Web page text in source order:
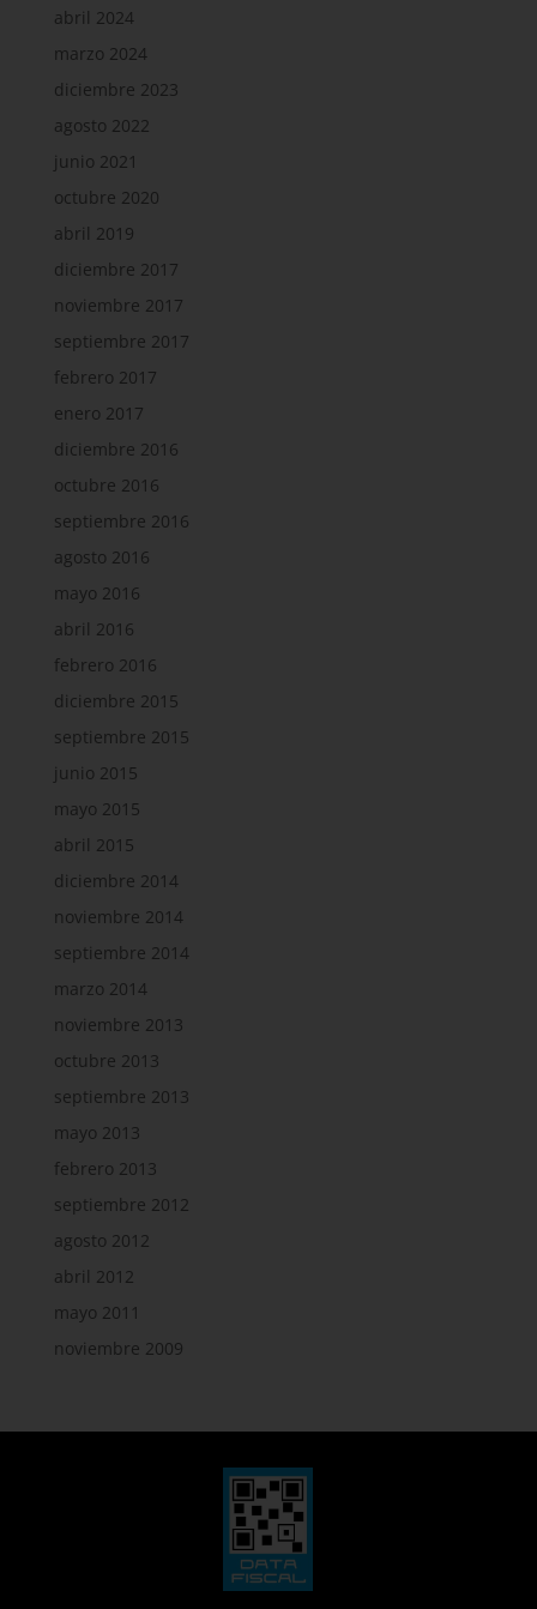
abril 2024
marzo 2024
diciembre 2023
agosto 2022
junio 2021
octubre 2020
abril 2019
diciembre 2017
noviembre 2017
septiembre 2017
febrero 2017
enero 2017
diciembre 2016
octubre 2016
septiembre 2016
agosto 2016
mayo 2016
abril 2016
febrero 2016
diciembre 2015
septiembre 2015
junio 2015
mayo 2015
abril 2015
diciembre 2014
noviembre 2014
septiembre 2014
marzo 2014
noviembre 2013
octubre 2013
septiembre 2013
mayo 2013
febrero 2013
septiembre 2012
agosto 2012
abril 2012
mayo 2011
noviembre 2009